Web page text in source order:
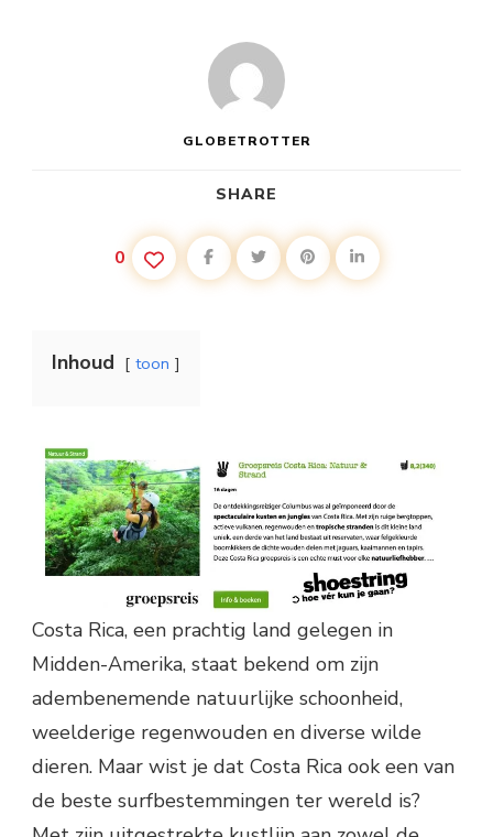
GLOBETROTTER
SHARE
0
Inhoud toon
Costa Rica, een prachtig land gelegen in
Midden-Amerika, staat bekend om zijn
adembenemende natuurlijke schoonheid,
weelderige regenwouden en diverse wilde
dieren. Maar wist je dat Costa Rica ook een van
de beste surfbestemmingen ter wereld is?